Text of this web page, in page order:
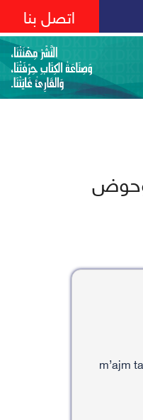
اتصل بنا
وحوض
m’ajm